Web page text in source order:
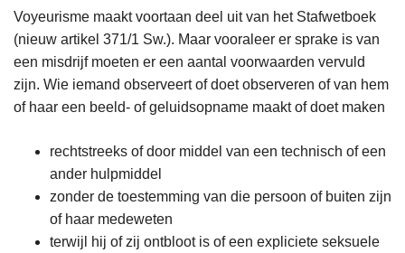
Voyeurisme maakt voortaan deel uit van het Stafwetboek
(nieuw artikel 371/1 Sw.). Maar vooraleer er sprake is van
een misdrijf moeten er een aantal voorwaarden vervuld
zijn. Wie iemand observeert of doet observeren of van hem
of haar een beeld- of geluidsopname maakt of doet maken
rechtstreeks of door middel van een technisch of een
ander hulpmiddel
zonder de toestemming van die persoon of buiten zijn
of haar medeweten
terwijl hij of zij ontbloot is of een expliciete seksuele